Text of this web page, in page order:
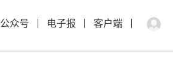
公众号 电子报 客户端